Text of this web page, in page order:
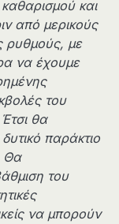
και
από μερικούς
ρυθμούς, με
να έχουμε
του
θα
παράκτιο
Θα
του
να μπορούν